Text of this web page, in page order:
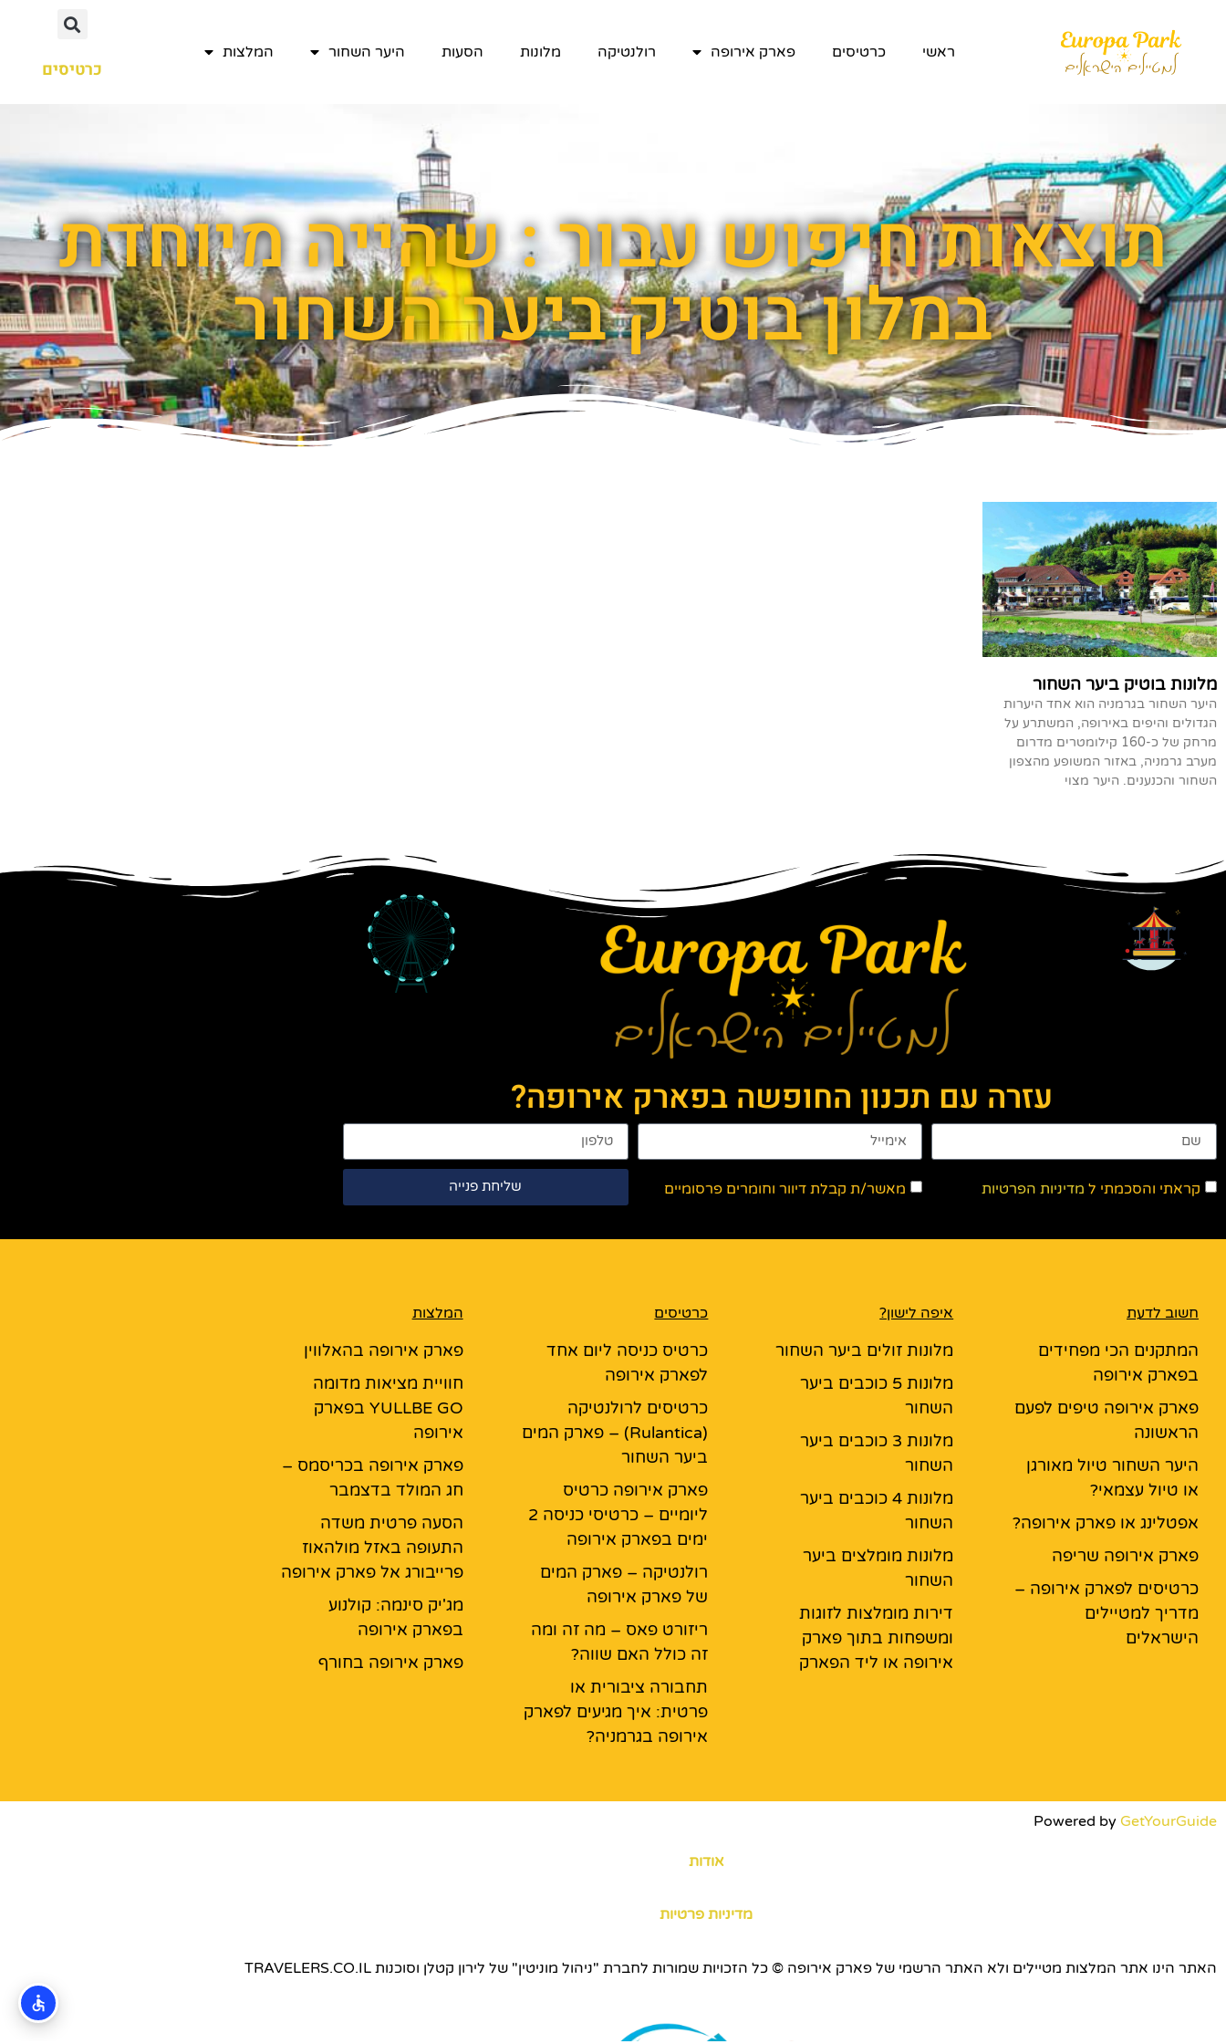
ראשי כרטיסים פארק אירופה רולנטיקה מלונות הסעות היער השחור המלצות
כרטיסים
תוצאות חיפוש עבור : שהייה מיוחדת
במלון בוטיק ביער השחור
מלונות בוטיק ביער השחור
היער השחור בגרמניה הוא אחד היערות
הגדולים והיפים באירופה, המשתרע על
מרחק של כ-160 קילומטרים מדרום
מערב גרמניה, באזור המשופע מהצפון
השחור והכנענים. היער מצוי
עזרה עם תכנון החופשה בפארק אירופה?
קראתי והסכמתי ל מדיניות הפרטיות מאשר/ת קבלת דיוור וחומרים פרסומיים שליחת פנייה
חשוב לדעת
המתקנים הכי מפחידים
בפארק אירופה
פארק אירופה טיפים לפעם
הראשונה
היער השחור טיול מאורגן
או טיול עצמאי?
אפטלינג או פארק אירופה?
פארק אירופה שריפה
כרטיסים לפארק אירופה –
מדריך למטיילים
הישראלים
איפה לישון?
מלונות זולים ביער השחור
מלונות 5 כוכבים ביער
השחור
מלונות 3 כוכבים ביער
השחור
מלונות 4 כוכבים ביער
השחור
מלונות מומלצים ביער
השחור
דירות מומלצות לזוגות
ומשפחות בתוך פארק
אירופה או ליד הפארק
כרטיסים
כרטיס כניסה ליום אחד
לפארק אירופה
כרטיסים לרולנטיקה
(Rulantica) – פארק המים
ביער השחור
פארק אירופה כרטיס
ליומיים – כרטיסי כניסה 2
ימים בפארק אירופה
רולנטיקה – פארק המים
של פארק אירופה
ריזורט פאס – מה זה ומה
זה כולל האם שווה?
תחבורה ציבורית או
פרטית: איך מגיעים לפארק
אירופה בגרמניה?
המלצות
פארק אירופה בהאלווין
חוויית מציאות מדומה
YULLBE GO בפארק
אירופה
פארק אירופה בכריסמס –
חג המולד בדצמבר
הסעה פרטית משדה
התעופה באזל מולהאוז
פרייבורג אל פארק אירופה
מג'יק סינמה: קולנוע
בפארק אירופה
פארק אירופה בחורף
Powered by GetYourGuide
אודות
מדיניות פרטיות
האתר הינו אתר המלצות מטיילים ולא האתר הרשמי של פארק אירופה © כל הזכויות שמורות לחברת "ניהול מוניטין" של לירון קטלן וסוכנות TRAVELERS.CO.IL